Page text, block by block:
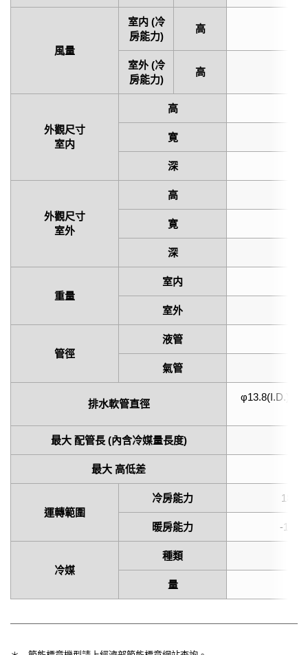
風量
室内 (冷
房能力)
高
室外 (冷
房能力)
高
外觀尺寸
室内
高
寛
深
外觀尺寸
室外
高
寛
深
重量
室内
室外
管徑
液管
氣管
排水軟管直徑
φ13.8(I.D.),
最大 配管長 (內含冷媒量長度)
最大 高低差
運轉範圍
冷房能力 18 to
暖房能力 -15 to
冷媒
種類
量